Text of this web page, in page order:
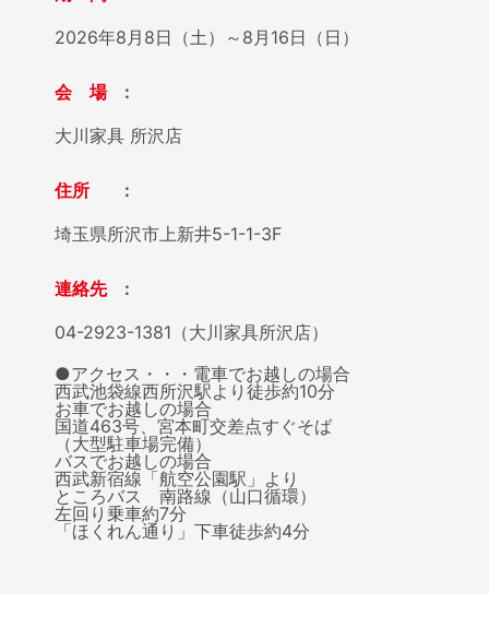
2026年8月8日（土）～8月16日（日）
会 場
大川家具 所沢店
住所
埼玉県所沢市上新井5-1-1-3F
連絡先
04-2923-1381（大川家具所沢店）
●アクセス・・・電車でお越しの場合
西武池袋線西所沢駅より徒歩約10分
お車でお越しの場合
国道463号、宮本町交差点すぐそば
（大型駐車場完備）
バスでお越しの場合
西武新宿線「航空公園駅」より
ところバス 南路線（山口循環）
左回り乗車約7分
「ほくれん通り」下車徒歩約4分